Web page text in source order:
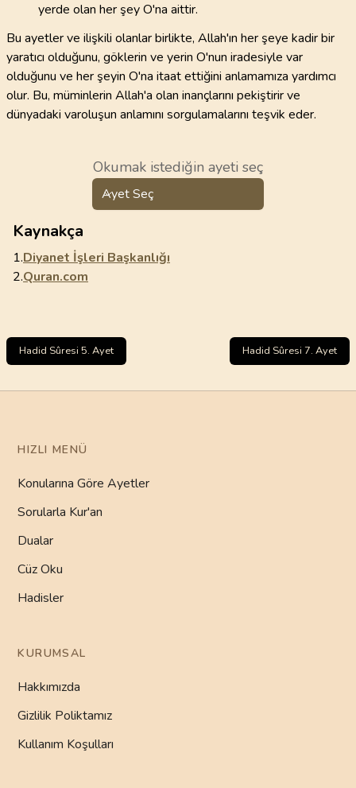
yerde olan her şey O'na aittir.
Bu ayetler ve ilişkili olanlar birlikte, Allah'ın her şeye kadir bir
yaratıcı olduğunu, göklerin ve yerin O'nun iradesiyle var
olduğunu ve her şeyin O'na itaat ettiğini anlamamıza yardımcı
olur. Bu, müminlerin Allah'a olan inançlarını pekiştirir ve
dünyadaki varoluşun anlamını sorgulamalarını teşvik eder.
Okumak istediğin ayeti seç
Ayet Seç
Kaynakça
1.Diyanet İşleri Başkanlığı
2.Quran.com
Hadid Sûresi 5. Ayet Hadid Sûresi 7. Ayet
HIZLI MENÜ
Konularına Göre Ayetler
Sorularla Kur'an
Dualar
Cüz Oku
Hadisler
KURUMSAL
Hakkımızda
Gizlilik Poliktamız
Kullanım Koşulları